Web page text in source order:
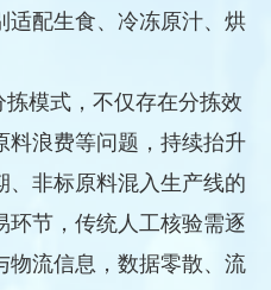
适配生食、冷冻原汁、烘
模式，不仅存在分拣效
料浪费等问题，持续抬升
、非标原料混入生产线的
环节，传统人工核验需逐
物流信息，数据零散、流